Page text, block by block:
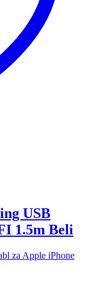
USB
1.5m Beli